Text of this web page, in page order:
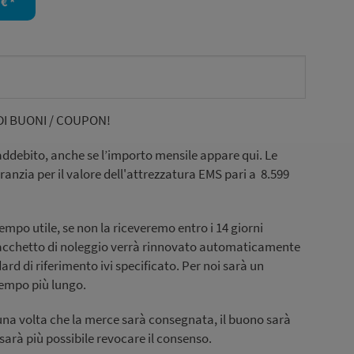
BUONI / COUPON!
anche se l’importo mensile appare qui. Le
per il valore dell'attrezzatura EMS pari a 8.599
utile, se non la riceveremo entro i 14 giorni
di noleggio verrà rinnovato automaticamente
di riferimento ivi specificato. Per noi sarà un
più lungo.
volta che la merce sarà consegnata, il buono sarà
più possibile revocare il consenso.